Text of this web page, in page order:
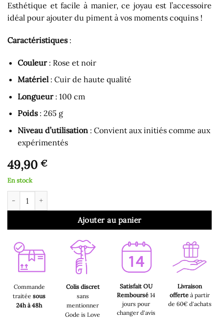
Esthétique et facile à manier, ce joyau est l’accessoire
idéal pour ajouter du piment à vos moments coquins !
Caractéristiques:
Couleur: Rose et noir
Matériel: Cuir de haute qualité
Longueur: 100 cm
Poids: 265 g
Niveau d’utilisation: Convient aux initiés comme aux
expérimentés
49,90 €
En stock
Ajouter au panier
Commande
traitée sous
24h à 48h
Colis discret
sans
mentionner
Gode is Love
Satisfait OU
Remboursé14
jours pour
changer d'avis
Livraison
offerte à partir
de 60€ d'achats